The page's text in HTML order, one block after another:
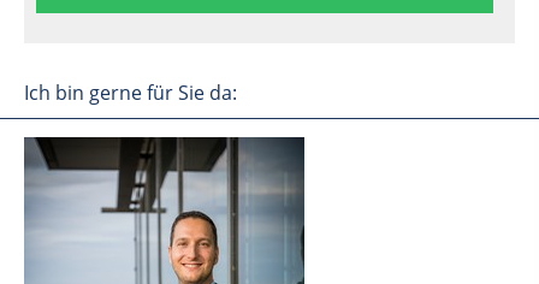
Ich bin gerne für Sie da: